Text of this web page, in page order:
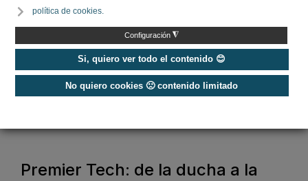
política de cookies.
Configuración ◮
Si, quiero ver todo el contenido 😊
No quiero cookies 🙁 contenido limitado
minimalismo en Casa
Decor
Baño y agua
/
Premier Tech: de la ducha a la